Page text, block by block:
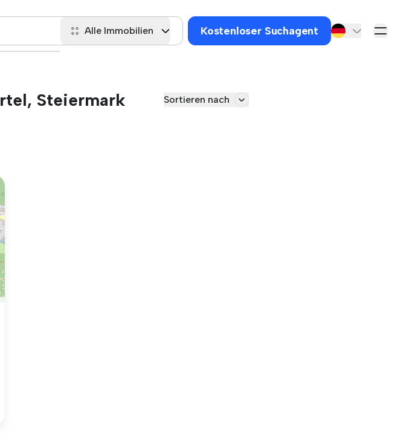
Alle Immobilien Kostenloser Suchagent
Steiermark Sortieren nach